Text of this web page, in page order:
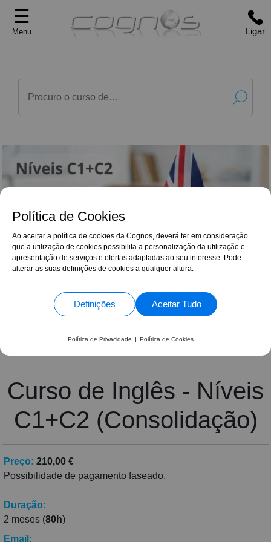
Política de Cookies
Ao aceitar a política de cookies da Cognos, deverá ter em consideração
que a utilização de cookies possibilita a personalização da utilização e
apresentação de serviços e ofertas adaptadas ao seu interesse. Pode
alterar as suas definições de cookies a qualquer altura.
Definições Aceitar Tudo
Política de Privacidade | Política de Cookies
☰
Menu Ligar
Google Reviews
4,9/5
Acho o curso muito bem estruturado, com
avaliações muito exigentes e que obrigam o
Samuel Helena Tumbula •
Curso de Inglês -
Níveis C1+C2 (Consolidação)
Curso de Inglês - Níveis
C1+C2 (Consolidação)
Preço: 210,00 €
Possibilidade de pagamento faseado.
Duração:
2 meses (80h)
Email: